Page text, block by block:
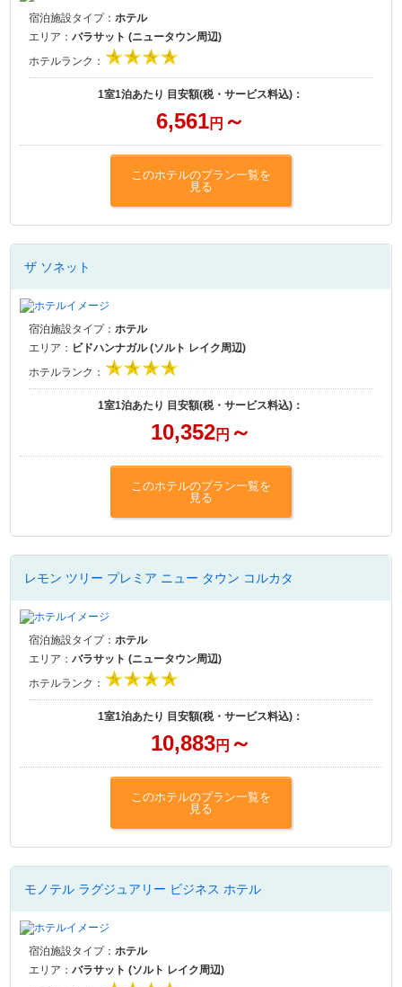
宿泊施設タイプ：ホテル
エリア：バラサット (ニュータウン周辺)
ホテルランク：
1室1泊あたり 目安額(税・サービス料込)：
6,561円 ～
このホテルのプラン一覧を
見る
ザ ソネット
宿泊施設タイプ：ホテル
エリア： ビドハンナガル (ソルト レイク周辺)
ホテルランク：
1室1泊あたり 目安額(税・サービス料込)：
10,352円 ～
このホテルのプラン一覧を
見る
レモン ツリー プレミア ニュー タウン コルカタ
宿泊施設タイプ：ホテル
エリア：バラサット (ニュータウン周辺)
ホテルランク：
1室1泊あたり 目安額(税・サービス料込)：
10,883円 ～
このホテルのプラン一覧を
見る
モノテル ラグジュアリー ビジネス ホテル
宿泊施設タイプ：ホテル
エリア：バラサット (ソルト レイク周辺)